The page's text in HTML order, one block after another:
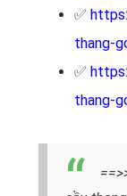
✅
thang-
✅
thang-